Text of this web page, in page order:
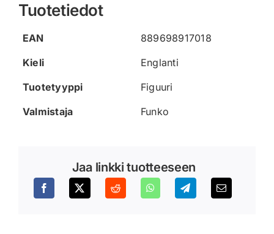
Tuotetiedot
EAN
889698917018
Kieli
Englanti
Tuotetyyppi
Figuuri
Valmistaja
Funko
Jaa linkki tuotteeseen